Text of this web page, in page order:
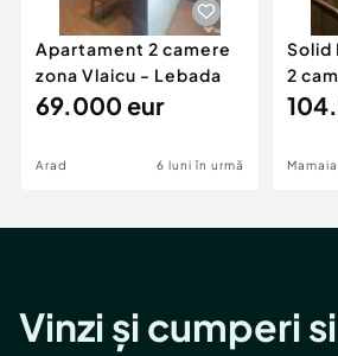
Apartament 2 camere
zona Vlaicu - Lebada
69.000 eur
Arad 6 luni în urmă
Solid
2
Mamaia
Vinzi și cumperi